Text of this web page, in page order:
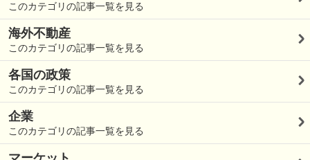
このカテゴリの記事一覧を見る
海外不動産
このカテゴリの記事一覧を見る
各国の政策
このカテゴリの記事一覧を見る
企業
このカテゴリの記事一覧を見る